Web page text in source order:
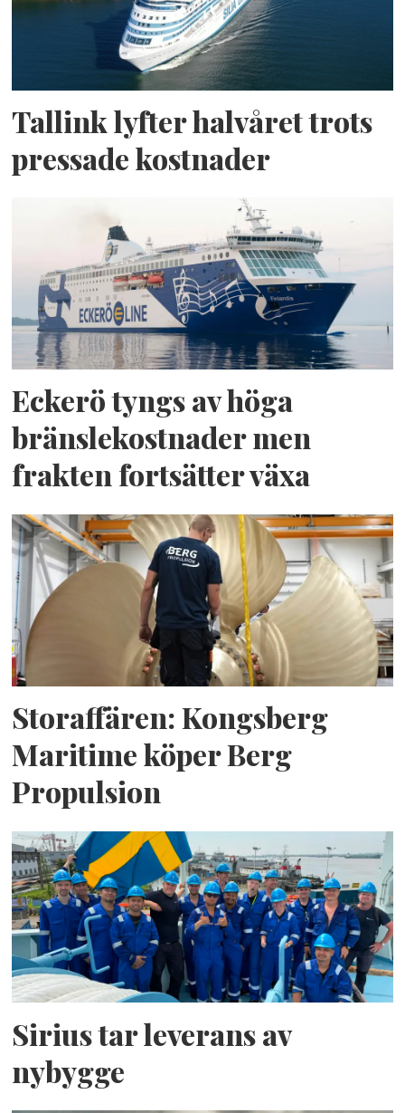
Tallink lyfter halvåret trots
pressade kostnader
Eckerö tyngs av höga
bränslekostnader men
frakten fortsätter växa
Storaffären: Kongsberg
Maritime köper Berg
Propulsion
Sirius tar leverans av
nybygge